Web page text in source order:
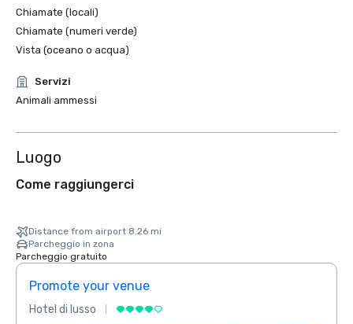
Chiamate (locali)
Chiamate (numeri verde)
Vista (oceano o acqua)
Servizi
Animali ammessi
Luogo
Come raggiungerci
Distance from airport 8.26 mi
Parcheggio in zona
Parcheggio gratuito
Promote your venue
Hotel di lusso